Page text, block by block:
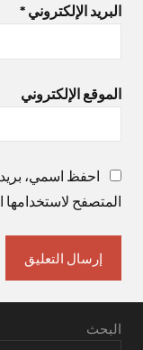
البريد الإلكتروني *
الموقع الإلكتروني
احفظ اسمي،
المتصفح لاستخدامها
البحث